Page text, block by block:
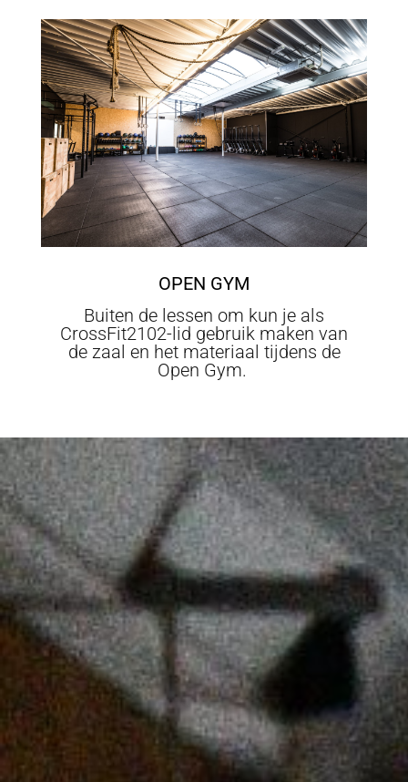
OPEN GYM
Buiten de lessen om kun je als
CrossFit2102-lid gebruik maken van
de zaal en het materiaal tijdens de
Open Gym.